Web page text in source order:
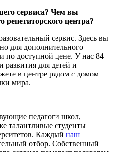
сервиса? Чем вы
репетиторского центра?
сервис. Здесь вы
для дополнительного
по доступной цене. У нас 84
развития для детей и
в центре рядом с домом
мира.
педагоги школ,
талантливые студенты
Каждый наш
отбор. Собственный